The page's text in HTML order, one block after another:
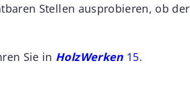
Stellen ausprobieren, ob der
Sie in HolzWerken 15.